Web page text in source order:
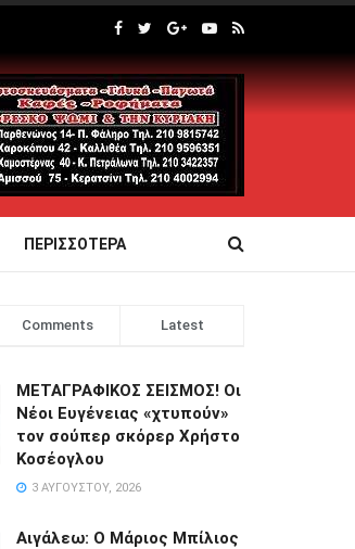
ΠΕΡΙΣΣΟΤΕΡΑ
Comments Latest
ΜΕΤΑΓΡΑΦΙΚΟΣ ΣΕΙΣΜΟΣ! Οι
Νέοι Ευγένειας «χτυπούν»
τον σούπερ σκόρερ Χρήστο
Κοσέογλου
3 ΑΥΓΟΎΣΤΟΥ, 2026
Αιγάλεω: Ο Μάριος Μπίλιος